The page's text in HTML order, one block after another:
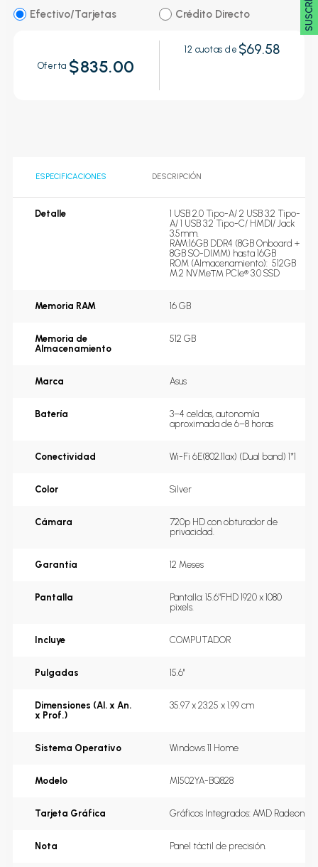
Efectivo/Tarjetas
Crédito Directo
Oferta $835.00
12 cuotas de $69.58
ESPECIFICACIONES DESCRIPCIÓN
Detalle
1 USB 2.0 Tipo-A/ 2 USB 3.2 Tipo-
A/ 1 USB 3.2 Tipo-C/ HMDI/ Jack
3.5mm.
RAM:16GB DDR4 (8GB Onboard +
8GB SO-DIMM) hasta 16GB
ROM (Almacenamiento):  512GB
M.2 NVMe™ PCIe® 3.0 SSD
Memoria RAM 16 GB
Memoria de
Almacenamiento
512 GB
Marca Asus
Batería
3–4 celdas, autonomía
aproximada de 6–8 horas
Conectividad Wi-Fi 6E(802.11ax) (Dual band) 1*1
Color Silver
Cámara
720p HD con obturador de
privacidad.
Garantía 12 Meses
Pantalla
Pantalla: 15.6"FHD 1920 x 1080
pixels.
Incluye COMPUTADOR
Pulgadas 15.6''
Dimensiones (Al. x An.
x Prof.)
35.97 x 23.25 x 1.99 cm
Sistema Operativo Windows 11 Home
Modelo M1502YA-BQ828
Tarjeta Gráfica Gráficos Integrados: AMD Radeon
Nota Panel táctil de precisión.